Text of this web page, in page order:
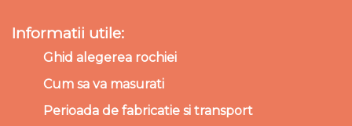
Informatii utile:
Ghid alegerea rochiei
Cum sa va masurati
Perioada de fabricatie si transport